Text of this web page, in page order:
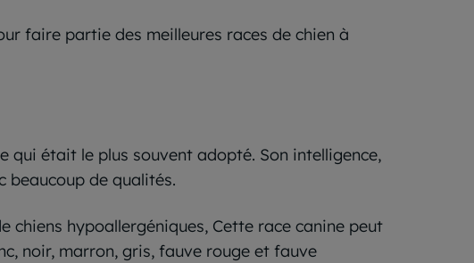
faire partie des meilleures races de chien à
qui était le plus souvent adopté. Son intelligence,
beaucoup de qualités.
chiens hypoallergéniques, Cette race canine peut
noir, marron, gris, fauve rouge et fauve